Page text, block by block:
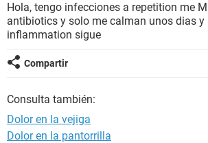
BIENESTAR
Hola, tengo infecciones a repetition me
antibiotics y solo me calman unos dias y
inflammation sigue
Compartir
Consulta también:
Dolor en la vejiga
Dolor en la pantorrilla